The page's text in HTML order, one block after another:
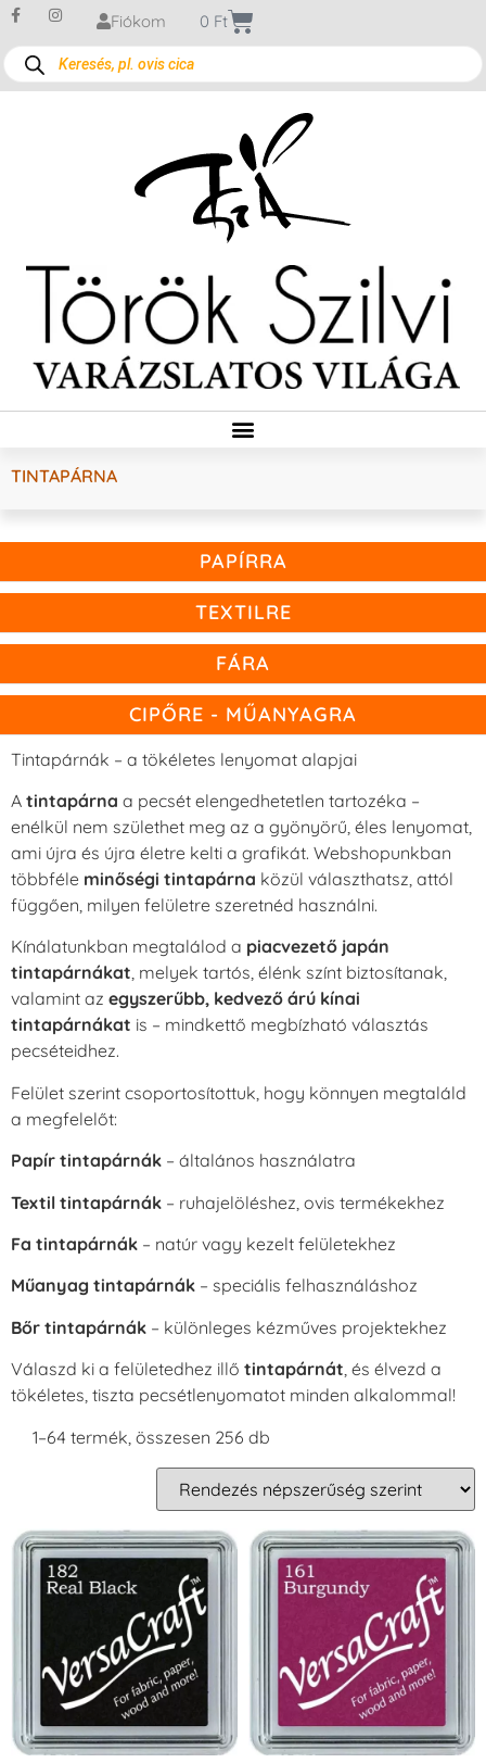
Fiókom 0 Ft
TINTAPÁRNA
PAPÍRRA
TEXTILRE
FÁRA
CIPŐRE - MŰANYAGRA
Tintapárnák – a tökéletes lenyomat alapjai
A tintapárna a pecsét elengedhetetlen tartozéka –
enélkül nem születhet meg az a gyönyörű, éles lenyomat,
ami újra és újra életre kelti a grafikát. Webshopunkban
többféle minőségi tintapárna közül választhatsz, attól
függően, milyen felületre szeretnéd használni.
Kínálatunkban megtalálod a piacvezető japán
tintapárnákat, melyek tartós, élénk színt biztosítanak,
valamint az egyszerűbb, kedvező árú kínai
tintapárnákat is – mindkettő megbízható választás
pecséteidhez.
Felület szerint csoportosítottuk, hogy könnyen megtaláld
a megfelelőt:
Papír tintapárnák – általános használatra
Textil tintapárnák – ruhajelöléshez, ovis termékekhez
Fa tintapárnák – natúr vagy kezelt felületekhez
Műanyag tintapárnák – speciális felhasználáshoz
Bőr tintapárnák – különleges kézműves projektekhez
Válaszd ki a felületedhez illő tintapárnát, és élvezd a
tökéletes, tiszta pecsétlenyomatot minden alkalommal!
1–64 termék, összesen 256 db